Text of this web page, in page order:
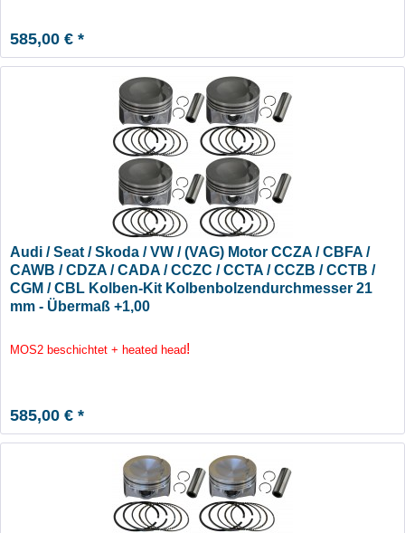
585,00 € *
Audi / Seat / Skoda / VW / (VAG) Motor CCZA / CBFA /
CAWB / CDZA / CADA / CCZC / CCTA / CCZB / CCTB /
CGM / CBL Kolben-Kit Kolbenbolzendurchmesser 21
mm - Übermaß +1,00
MOS2 beschichtet + heated head!
585,00 € *